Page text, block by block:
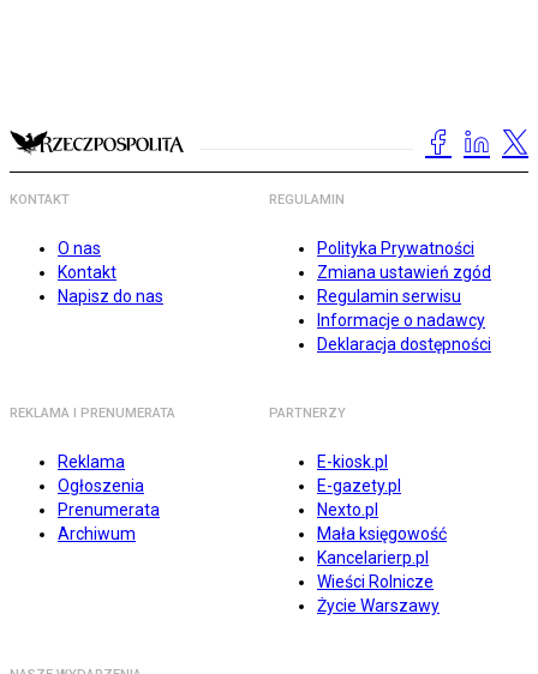
KONTAKT
O nas
Kontakt
Napisz do nas
REGULAMIN
Polityka Prywatności
Zmiana ustawień zgód
Regulamin serwisu
Informacje o nadawcy
Deklaracja dostępności
REKLAMA I PRENUMERATA
Reklama
Ogłoszenia
Prenumerata
Archiwum
PARTNERZY
E-kiosk.pl
E-gazety.pl
Nexto.pl
Mała księgowość
Kancelarierp.pl
Wieści Rolnicze
Życie Warszawy